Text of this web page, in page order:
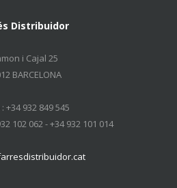
Distribuidor
i Cajal 25
BARCELONA
+34 932 849 545
102 062 - +34 932 101 014